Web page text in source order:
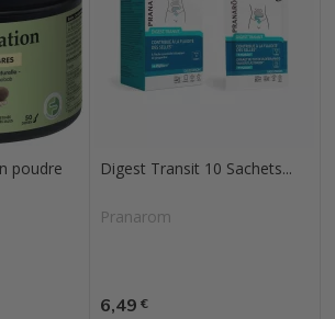
poudre
Digest Transit 10 Sachets...
Pranarom
Prix
6,49 €